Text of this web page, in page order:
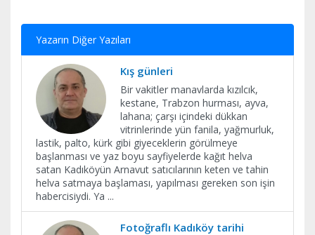
Yazarın Diğer Yazıları
Kış günleri
Bir vakitler manavlarda kızılcık,
kestane, Trabzon hurması, ayva,
lahana; çarşı içindeki dükkan
vitrinlerinde yün fanila, yağmurluk,
lastik, palto, kürk gibi giyeceklerin görülmeye
başlanması ve yaz boyu sayfiyelerde kağıt helva
satan Kadıköyün Arnavut satıcılarının keten ve tahin
helva satmaya başlaması, yapılması gereken son işin
habercisiydi. Ya ...
Fotoğraflı Kadıköy tarihi